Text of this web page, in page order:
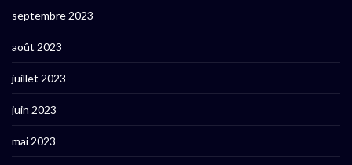
septembre 2023
août 2023
juillet 2023
juin 2023
mai 2023